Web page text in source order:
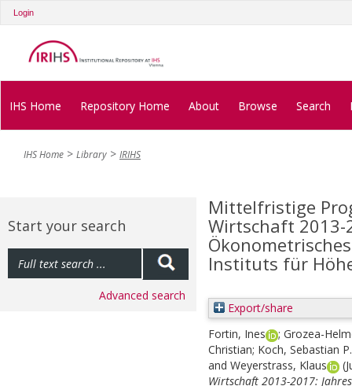
Login
IHS Home Repository Home About Browse Search
IHS Home Library IRIHS
Start your search
Advanced search
Mittelfristige
Wirtschaft 2013-
Instituts für
Export/share
Fortin, Ines
; Grozea-
Christian; Koch, Sebastian P.
and Weyerstrass, Klaus
Wirtschaft 2013-2017: